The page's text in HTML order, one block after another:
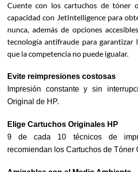
Cuente con los cartuchos de tóner
capacidad con JetIntelligence para
nunca, además de opciones
tecnología antifraude para garantizar
que la competencia no puede igualar.
Evite reimpresiones costosas
Impresión constante y sin
Original de HP.
Elige Cartuchos Originales HP
9 de cada 10 técnicos de
recomiendan los Cartuchos de Tóner